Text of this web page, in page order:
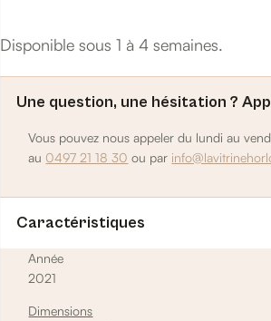
Disponible sous 1 à 4 semaines.
Une question, une hésitation ?
Vous pouvez nous appeler du lundi au
au 0497 21 18 30 ou par
Caractéristiques
Année
2021
Dimensions